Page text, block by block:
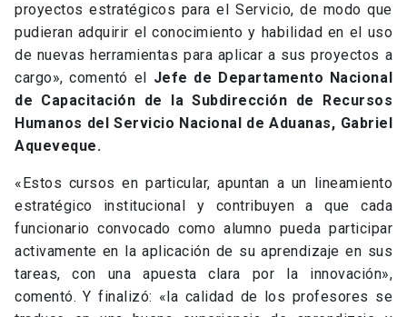
proyectos estratégicos para el Servicio, de modo que
pudieran adquirir el conocimiento y habilidad en el uso
de nuevas herramientas para aplicar a sus proyectos a
cargo», comentó el Jefe de Departamento Nacional
de Capacitación de la Subdirección de Recursos
Humanos del Servicio Nacional de Aduanas, Gabriel
Aqueveque.
«Estos cursos en particular, apuntan a un lineamiento
estratégico institucional y contribuyen a que cada
funcionario convocado como alumno pueda participar
activamente en la aplicación de su aprendizaje en sus
tareas, con una apuesta clara por la innovación»,
comentó. Y finalizó: «la calidad de los profesores se